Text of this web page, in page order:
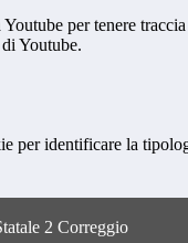
per tenere
Youtube.
per identificare la
2 Correggio